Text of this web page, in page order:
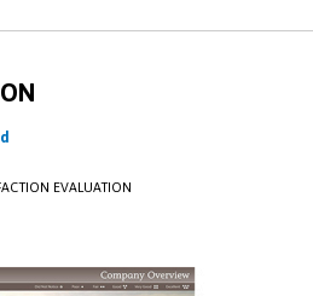
k
EVALUATION